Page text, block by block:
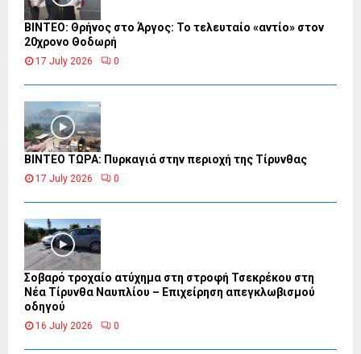
ΒΙΝΤΕΟ: Θρήνος στο Άργος: Το τελευταίο «αντίο» στον
20χρονο Θοδωρή
17 July 2026 0
ΒΙΝΤΕΟ ΤΩΡΑ: Πυρκαγιά στην περιοχή της Τίρυνθας
17 July 2026 0
Σοβαρό τροχαίο ατύχημα στη στροφή Τσεκρέκου στη
Νέα Τίρυνθα Ναυπλίου – Επιχείρηση απεγκλωβισμού
οδηγού
16 July 2026 0